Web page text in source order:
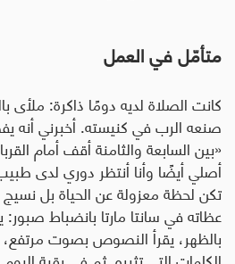
متأمّل في العمل
كانت الصلاة لديه دومًا ذاكرة: ملأى
صنعه الرب في كنيسته. أخبرني أنه
«بين السابعة والثامنة أقف أمام
أصلي أيضًا وأنا أنتظر دوري لدى
تكن لحظة معزولة عن الحياة بل
عظاته في سانتا مارتا بانضباط صبور:
بالظهر، يقرأ النصوص بصوت